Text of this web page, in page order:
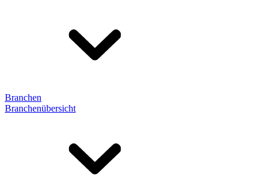
Branchen
Branchenübersicht